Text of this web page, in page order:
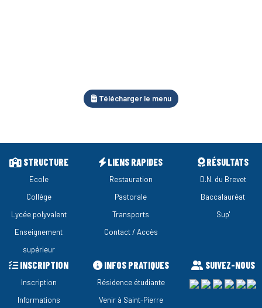
Télécharger le menu
STRUCTURE
Ecole
Collège
Lycée polyvalent
Enseignement
supérieur
LIENS RAPIDES
Restauration
Pastorale
Transports
Contact / Accès
RÉSULTATS
D.N. du Brevet
Baccalauréat
Sup'
INSCRIPTION
Inscription
Informations
INFOS PRATIQUES
Résidence étudiante
Venir à Saint-Pierre
SUIVEZ-NOUS